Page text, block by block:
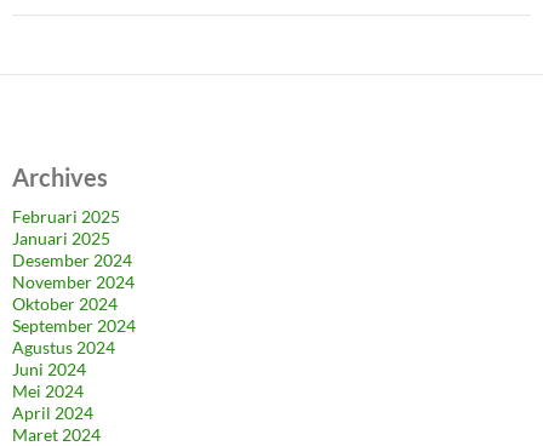
Archives
Februari 2025
Januari 2025
Desember 2024
November 2024
Oktober 2024
September 2024
Agustus 2024
Juni 2024
Mei 2024
April 2024
Maret 2024